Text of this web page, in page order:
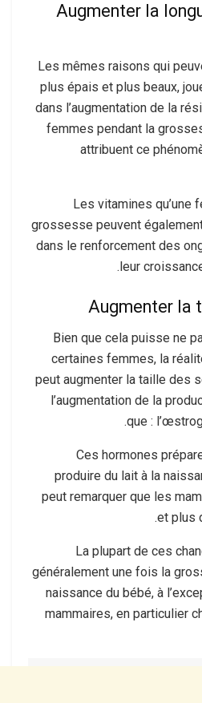
3. Augmenter la
Les mêmes raisons qui
plus épais et plus beaux,
dans l’augmentation de la
femmes pendant la
attribuent ce
Les vitamines qu’une
grossesse peuvent
dans le renforcement des
leur
Bien que cela puisse ne
certaines femmes, la
peut augmenter la taille des
l’augmentation de la
que :
Ces hormones
produire du lait à la
peut remarquer que les
et plus
La plupart de ces
généralement une fois la
naissance du bébé, à
mammaires, en particulier